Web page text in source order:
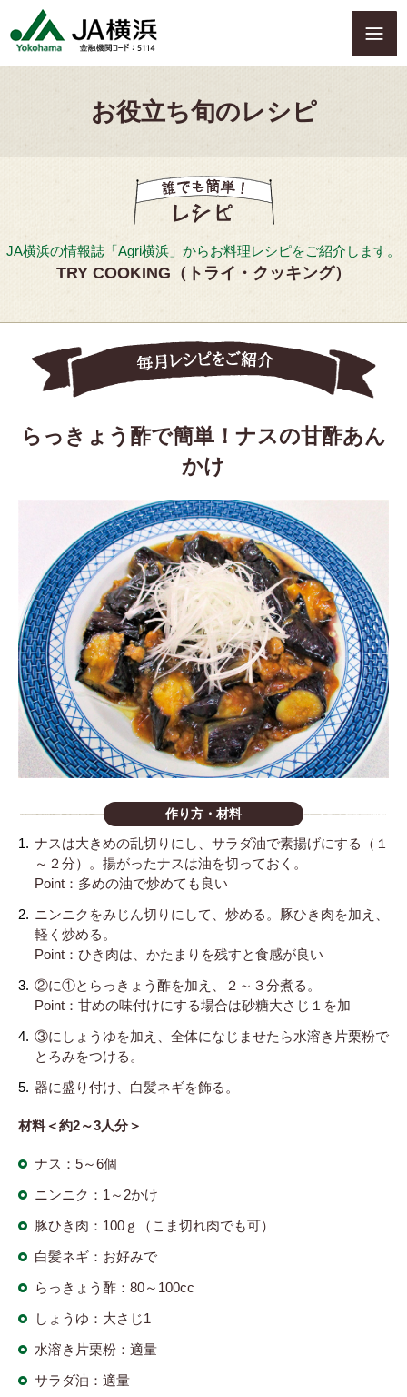
p
お役立ち旬のレシピ
JA横浜の情報誌「Agri横浜」からお料理レシピをご紹介します。
TRY COOKING（トライ・クッキング）
らっきょう酢で簡単！ナスの甘酢あん
かけ
作り方・材料
ナスは大きめの乱切りにし、サラダ油で素揚げにする（１
～２分）。揚がったナスは油を切っておく。
Point：多めの油で炒めても良い
ニンニクをみじん切りにして、炒める。豚ひき肉を加え、
軽く炒める。
Point：ひき肉は、かたまりを残すと食感が良い
②に①とらっきょう酢を加え、２～３分煮る。
Point：甘めの味付けにする場合は砂糖大さじ１を加
③にしょうゆを加え、全体になじませたら水溶き片栗粉で
とろみをつける。
器に盛り付け、白髪ネギを飾る。
材料＜約2～3人分＞
ナス：5～6個
ニンニク：1～2かけ
豚ひき肉：100ｇ（こま切れ肉でも可）
白髪ネギ：お好みで
らっきょう酢：80～100cc
しょうゆ：大さじ1
水溶き片栗粉：適量
サラダ油：適量